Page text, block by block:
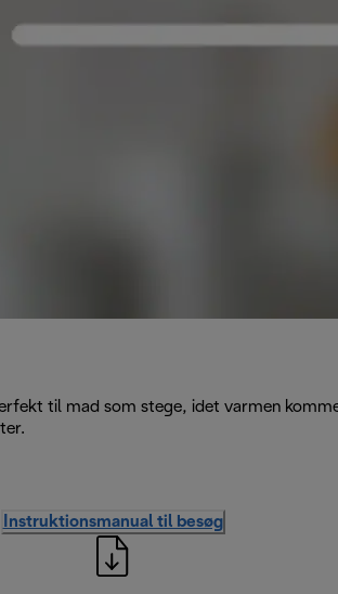
til mad som stege, idet varmen
Instruktionsmanual til besøg